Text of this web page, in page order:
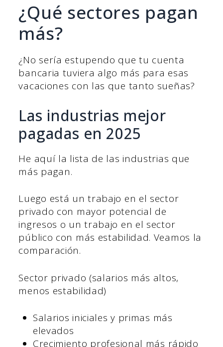
¿Qué sectores pagan
más?
¿No sería estupendo que tu cuenta
bancaria tuviera algo más para esas
vacaciones con las que tanto sueñas?
Las industrias mejor
pagadas en 2025
He aquí la lista de las industrias que
más pagan.
Luego está un trabajo en el sector
privado con mayor potencial de
ingresos o un trabajo en el sector
público con más estabilidad. Veamos la
comparación.
Sector privado (salarios más altos,
menos estabilidad)
Salarios iniciales y primas más
elevados
Crecimiento profesional más rápido